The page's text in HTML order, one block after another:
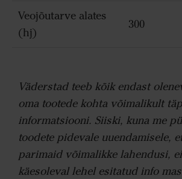
Veojõutarve alates
(hj)
300
Väderstad teeb kõik endast
oma tootede kohta võimalikult
informatsiooni. Siiski, kuna me
toodete pidevale uuendamisele,
parimaid võimalikke lahendusi,
käesoleval lehel esitatud info